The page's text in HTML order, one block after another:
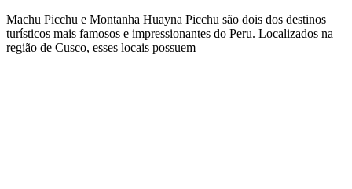
Machu Picchu e Montanha Huayna Picchu são dois dos destinos
turísticos mais famosos e impressionantes do Peru. Localizados na
região de Cusco, esses locais possuem